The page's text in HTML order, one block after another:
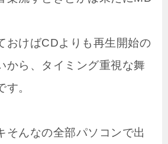
おけばCDよりも再生開始の
から、タイミング重視な舞
。
そんなの全部パソコンで出